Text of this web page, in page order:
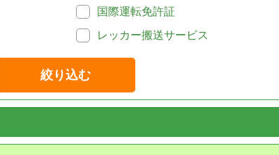
国際運転免許証
レッカー搬送サービス
絞り込む